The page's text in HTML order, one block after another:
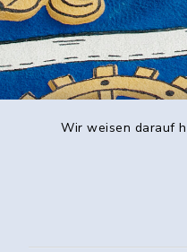
Wir weisen darauf